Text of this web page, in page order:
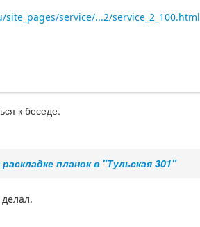
service/...2/service_2_100.html
к беседе.
планок в "Тульская 301"